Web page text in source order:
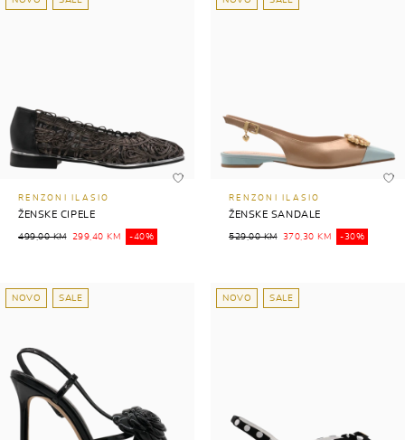
RENZONI ILASIO
ŽENSKE CIPELE
499,00 KM 299,40 KM -40%
RENZONI ILASIO
ŽENSKE SANDALE
529,00 KM 370,30 KM -30%
NOVO SALE NOVO SALE